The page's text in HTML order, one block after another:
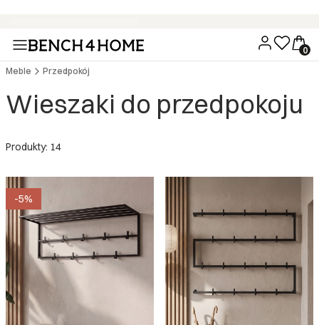
Meble Przedpokój
Wieszaki do przedpokoju
Produkty: 14
-5%